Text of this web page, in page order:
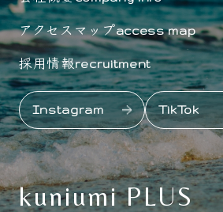
アクセスマップaccess map
採用情報recruitment
Instagram TikTok
kuniumi PLUS